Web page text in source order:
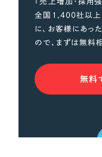
全国1,400社以上
に、お客様にあっ
ので、まずは無料
無料